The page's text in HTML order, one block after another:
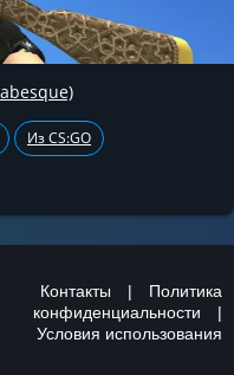
Из CS:GO
Контакты |
Политика
конфиденциальности
|
Условия использования